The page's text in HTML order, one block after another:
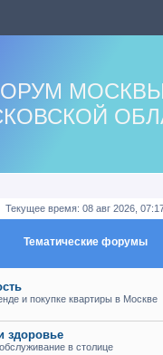
Текущее время: 08 авг 2026,
Тематические форумы
и покупке квартиры в Москве
здоровье
в столице